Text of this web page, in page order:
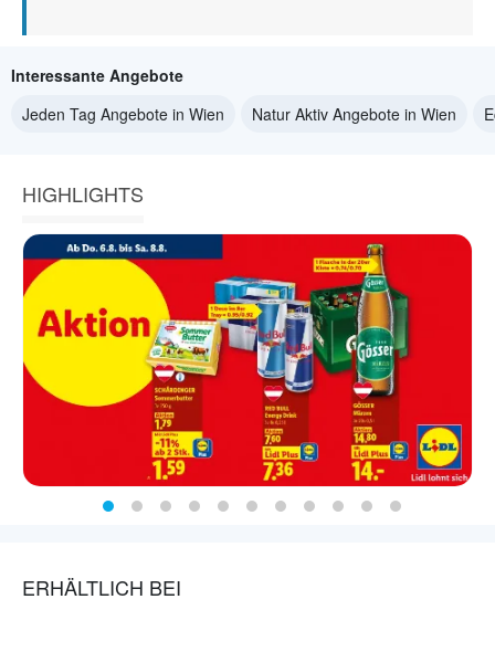
Interessante Angebote
Jeden Tag Angebote in Wien
Natur Aktiv Angebote in Wien
HIGHLIGHTS
ERHÄLTLICH BEI